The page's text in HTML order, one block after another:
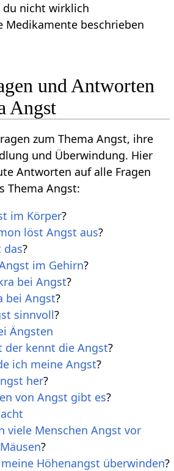
du nicht wirklich
Medikamente beschrieben
und Antworten
Angst
zum Thema Angst, ihre
und Überwindung. Hier
Antworten auf alle Fragen
Thema Angst:
im Körper?
löst Angst aus?
das?
im Gehirn?
bei Angst?
bei Angst?
sinnvoll?
Ängsten
der kennt die Angst?
ich meine Angst?
her?
von Angst gibt es?
viele Menschen Angst vor
?
Höhenangst überwinden?